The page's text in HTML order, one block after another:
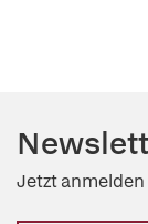
Jetzt